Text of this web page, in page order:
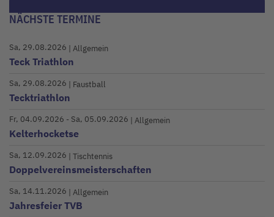
NÄCHSTE TERMINE
Sa, 29.08.2026 | Allgemein
Teck Triathlon
Sa, 29.08.2026 | Faustball
Tecktriathlon
Fr, 04.09.2026 - Sa, 05.09.2026 | Allgemein
Kelterhocketse
Sa, 12.09.2026 | Tischtennis
Doppelvereinsmeisterschaften
Sa, 14.11.2026 | Allgemein
Jahresfeier TVB